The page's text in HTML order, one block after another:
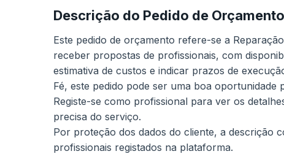
Descrição do Pedido de
Este pedido de orçamento refere-se a
receber propostas de profissionais, com
estimativa de custos e indicar prazos de
Fé, este pedido pode ser uma boa
Registe-se como profissional para ver os
precisa do serviço.
Por proteção dos dados do cliente, a descrição
profissionais registados na plataforma.